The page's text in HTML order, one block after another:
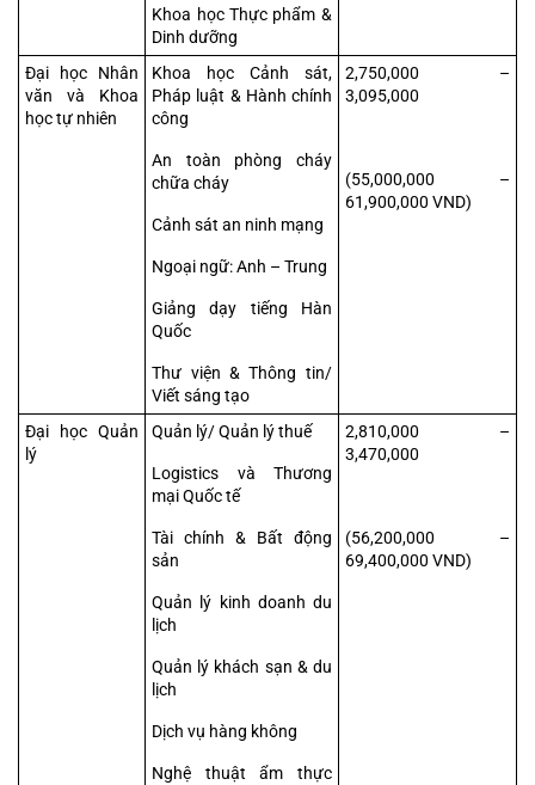
Khoa học Thực phẩm &
Dinh dưỡng
Đại học Nhân
văn và Khoa
học tự nhiên
Khoa học Cảnh sát,
Pháp luật & Hành chính
công
An toàn phòng cháy
chữa cháy
Cảnh sát an ninh mạng
Ngoại ngữ: Anh – Trung
Giảng dạy tiếng Hàn
Quốc
Thư viện & Thông tin/
Viết sáng tạo
2,750,000 –
3,095,000
(55,000,000 –
61,900,000 VND)
Đại học Quản
lý
Quản lý/ Quản lý thuế
Logistics và Thương
mại Quốc tế
Tài chính & Bất động
sản
Quản lý kinh doanh du
lịch
Quản lý khách sạn & du
lịch
Dịch vụ hàng không
Nghệ thuật ẩm thực
2,810,000 –
3,470,000
(56,200,000 –
69,400,000 VND)